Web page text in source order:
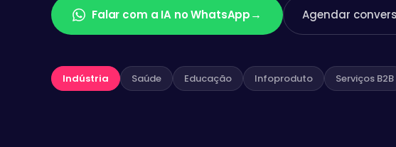
Falar com a IA no WhatsApp→ Agendar
Indústria Saúde Educação Infoproduto Serviços B2B